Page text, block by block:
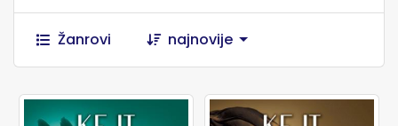
Žanrovi najnovije